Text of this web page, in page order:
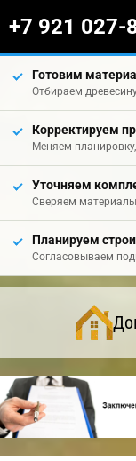
+7 921 027-
Готовим
Отбираем
Корректируем
Меняем
Уточняем
Сверяем материалы
Планируем
Согласовываем